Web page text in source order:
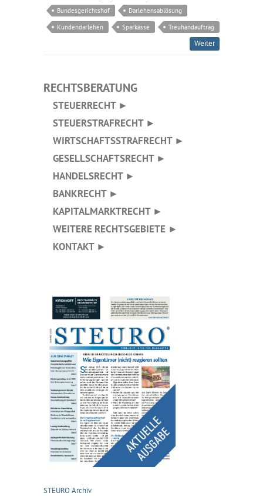
Bundesgerichtshof
Darlehensablösung
Kundendarlehen
Sparkasse Treuhandauftrag
Weiter
RECHTSBERATUNG
STEUERRECHT ►
STEUERSTRAFRECHT ►
WIRTSCHAFTSSTRAFRECHT ►
GESELLSCHAFTSRECHT ►
HANDELSRECHT ►
BANKRECHT ►
KAPITALMARKTRECHT ►
WEITERE RECHTSGEBIETE ►
KONTAKT ►
STEURO Archiv